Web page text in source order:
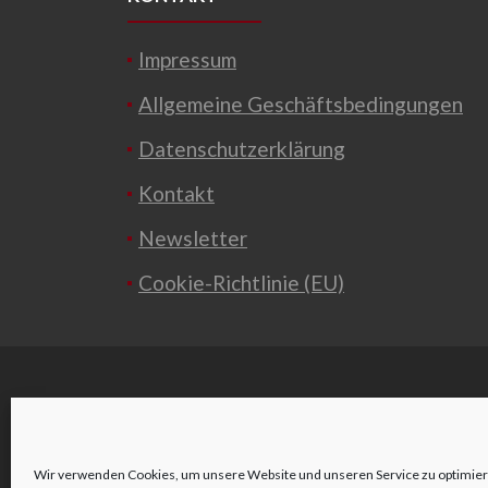
Wir verwenden Cookies, um unsere Website und unseren Service zu
Impressum
Allgemeine Geschäftsbedingungen
Datenschutzerklärung
Kontakt
Newsletter
Cookie-Richtlinie (EU)
Wienerstraße 2